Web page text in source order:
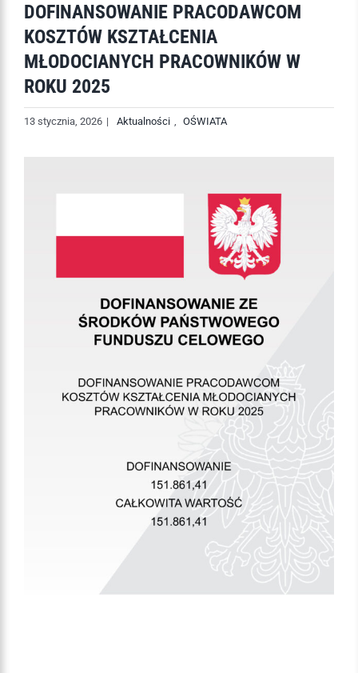
DOFINANSOWANIE PRACODAWCOM
KOSZTÓW KSZTAŁCENIA
MŁODOCIANYCH PRACOWNIKÓW W
ROKU 2025
13 stycznia, 2026 | Aktualności OŚWIATA